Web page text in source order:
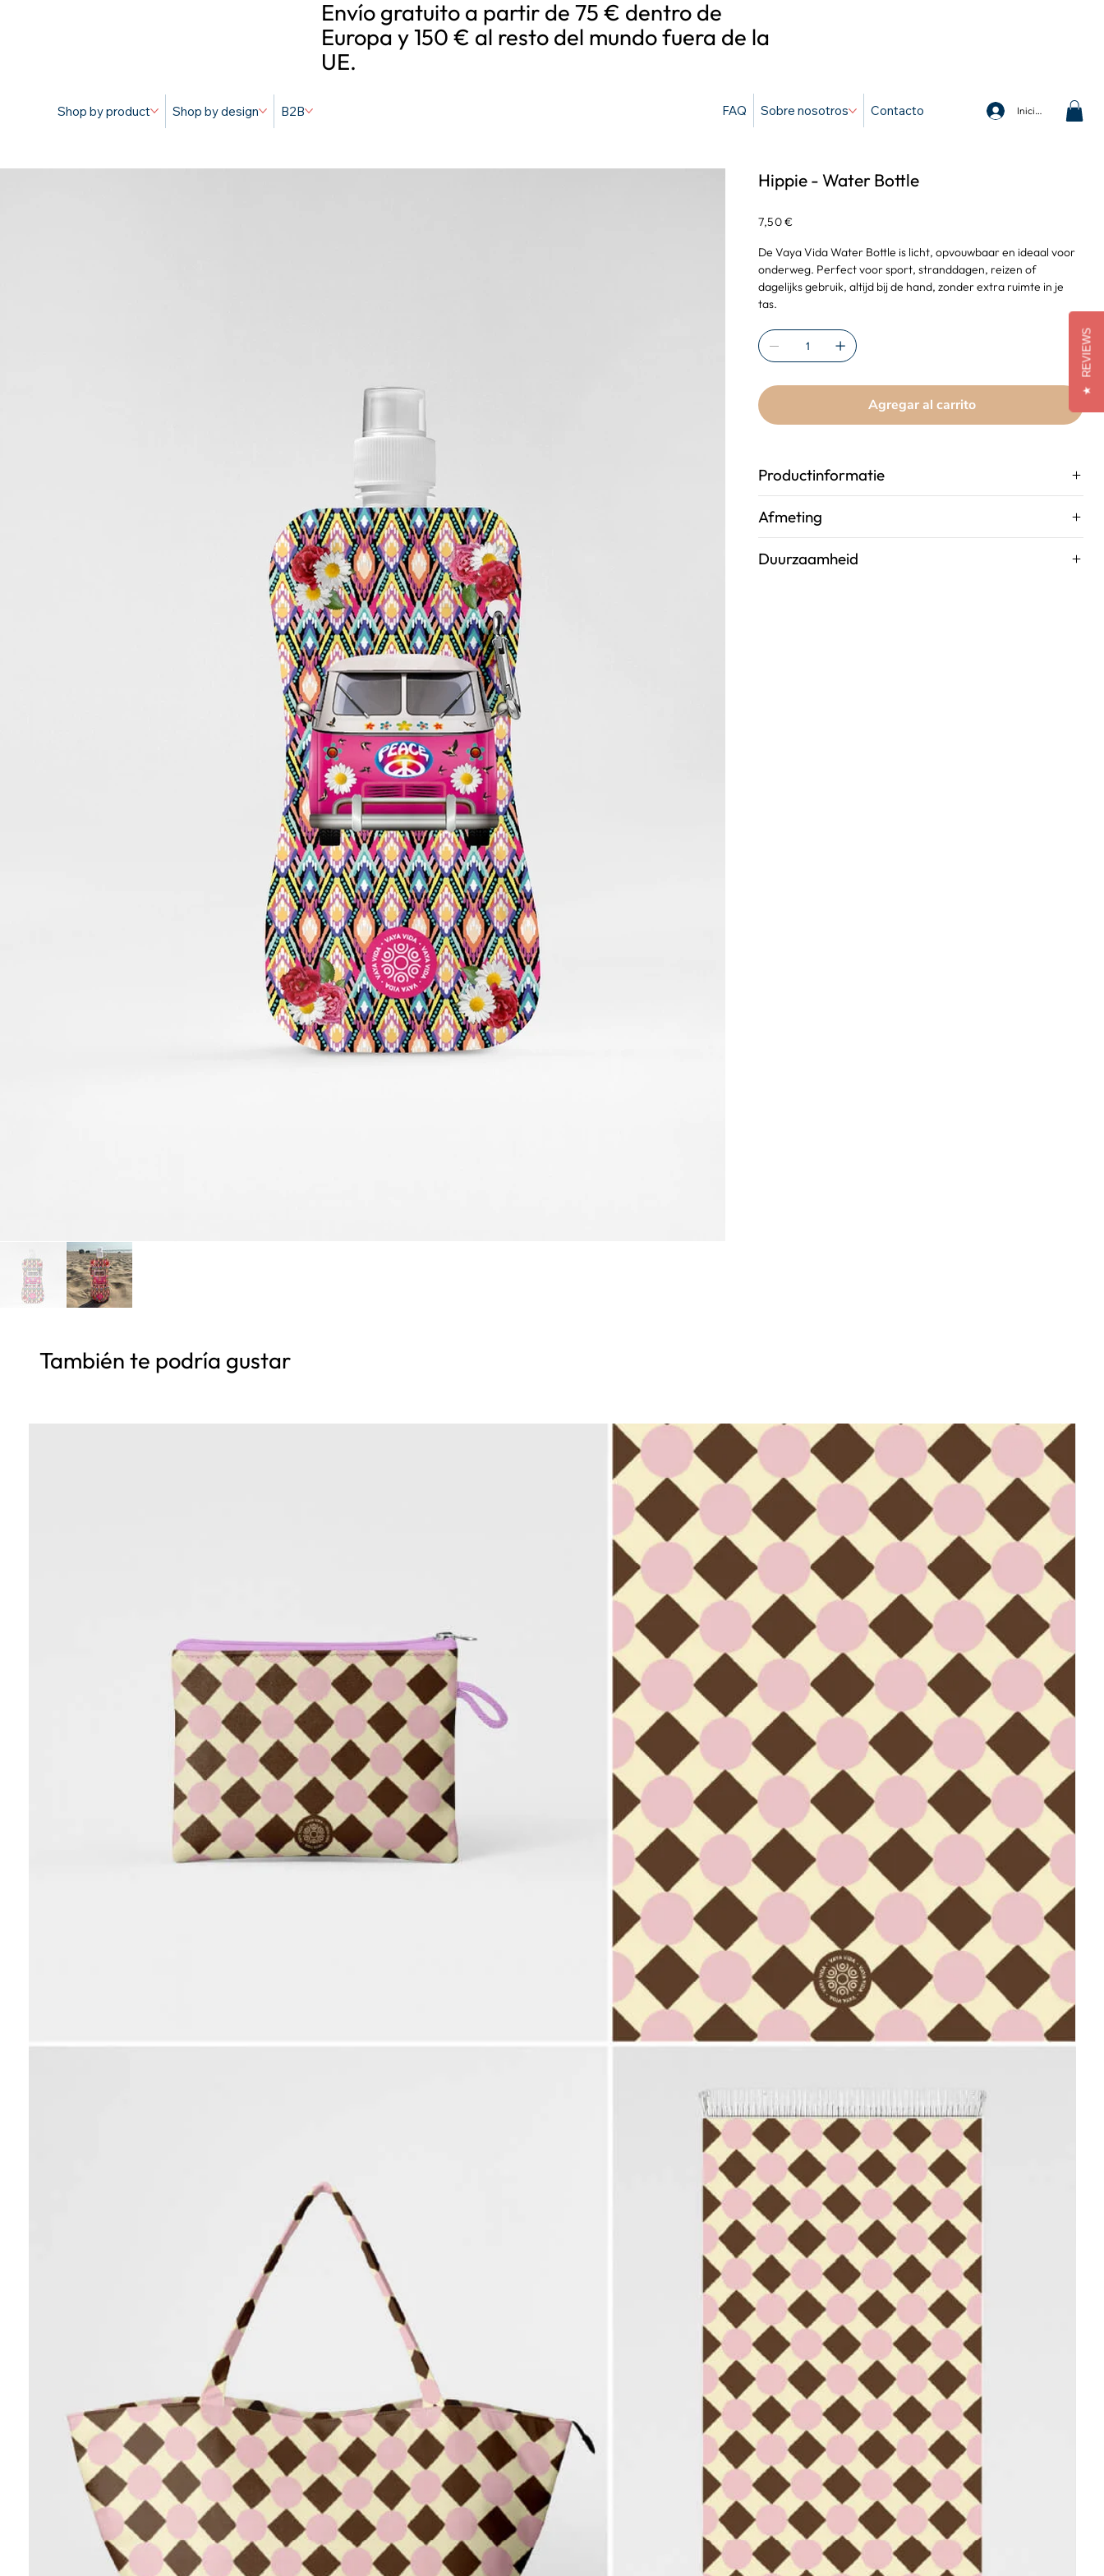
Shop by product Shop by design B2B Iniciar sesión
FAQ Sobre nosotros Contacto
Envío gratuito a partir de 75 € dentro de
Europa y 150 € al resto del mundo fuera de la
UE.
Hippie - Water Bottle
7,50 €
De Vaya Vida Water Bottle is licht, opvouwbaar en ideaal voor
onderweg. Perfect voor sport, stranddagen, reizen of
dagelijks gebruik, altijd bij de hand, zonder extra ruimte in je
tas.
Agregar al carrito
Productinformatie
Afmeting
Duurzaamheid
También te podría gustar
★
REVIEWS